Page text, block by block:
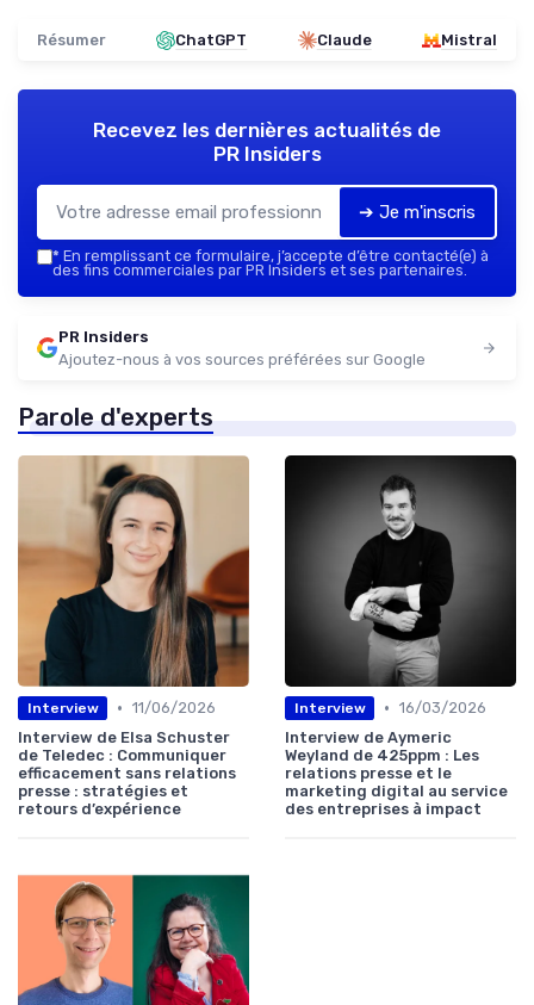
Résumer ChatGPT Claude Mistral
Recevez les dernières actualités de
PR Insiders
➔ Je m'inscris
* En remplissant ce formulaire, j’accepte d’être contacté(e) à
des fins commerciales par PR Insiders et ses partenaires.
PR Insiders
Ajoutez-nous à vos sources préférées sur Google
Parole d'experts
Interview • 11/06/2026
Interview de Elsa Schuster
de Teledec : Communiquer
efficacement sans relations
presse : stratégies et
retours d’expérience
Interview • 16/03/2026
Interview de Aymeric
Weyland de 425ppm : Les
relations presse et le
marketing digital au service
des entreprises à impact